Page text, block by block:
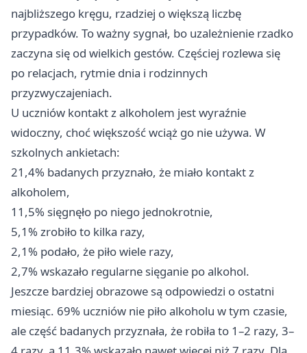
najbliższego kręgu, rzadziej o większą liczbę
przypadków. To ważny sygnał, bo uzależnienie rzadko
zaczyna się od wielkich gestów. Częściej rozlewa się
po relacjach, rytmie dnia i rodzinnych
przyzwyczajeniach.
U uczniów kontakt z alkoholem jest wyraźnie
widoczny, choć większość wciąż go nie używa. W
szkolnych ankietach:
21,4% badanych przyznało, że miało kontakt z
alkoholem,
11,5% sięgnęło po niego jednokrotnie,
5,1% zrobiło to kilka razy,
2,1% podało, że piło wiele razy,
2,7% wskazało regularne sięganie po alkohol.
Jeszcze bardziej obrazowe są odpowiedzi o ostatni
miesiąc. 69% uczniów nie piło alkoholu w tym czasie,
ale część badanych przyznała, że robiła to 1–2 razy, 3–